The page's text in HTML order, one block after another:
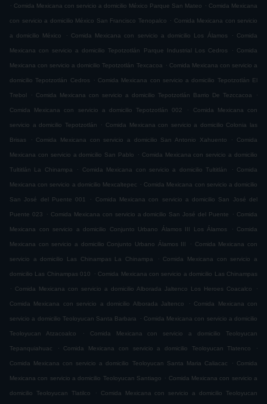
. Comida Mexicana con servicio a domicilio México Parque San Mateo . Comida Mexicana
con servicio a domicilio México San Francisco Tenopalco . Comida Mexicana con servicio
a domicilio México . Comida Mexicana con servicio a domicilio Los Álamos . Comida
Mexicana con servicio a domicilio Tepotzotlán Parque Industrial Los Cedros . Comida
Mexicana con servicio a domicilio Tepotzotlán Texcacoa . Comida Mexicana con servicio a
domicilio Tepotzotlán Cedros . Comida Mexicana con servicio a domicilio Tepotzotlán El
Trebol . Comida Mexicana con servicio a domicilio Tepotzotlán Barrio De Tezccacoa .
Comida Mexicana con servicio a domicilio Tepotzotlán 002 . Comida Mexicana con
servicio a domicilio Tepotzotlán . Comida Mexicana con servicio a domicilio Colonia las
Brisas . Comida Mexicana con servicio a domicilio San Antonio Xahuento . Comida
Mexicana con servicio a domicilio San Pablo . Comida Mexicana con servicio a domicilio
Tultitlán La Chinampa . Comida Mexicana con servicio a domicilio Tultitlán . Comida
Mexicana con servicio a domicilio Mexcaltepec . Comida Mexicana con servicio a domicilio
San José del Puente 001 . Comida Mexicana con servicio a domicilio San José del
Puente 023 . Comida Mexicana con servicio a domicilio San José del Puente . Comida
Mexicana con servicio a domicilio Conjunto Urbano Álamos III Los Álamos . Comida
Mexicana con servicio a domicilio Conjunto Urbano Álamos III . Comida Mexicana con
servicio a domicilio Las Chinampas La Chinampa . Comida Mexicana con servicio a
domicilio Las Chinampas 010 . Comida Mexicana con servicio a domicilio Las Chinampas
.
Comida Mexicana con servicio a domicilio Alborada Jaltenco Los Heroes Coacalco .
Comida Mexicana con servicio a domicilio Alborada Jaltenco . Comida Mexicana con
servicio a domicilio Teoloyucan Santa Barbara . Comida Mexicana con servicio a domicilio
Teoloyucan Atzacoalco . Comida Mexicana con servicio a domicilio Teoloyucan
Tepanquiahuac . Comida Mexicana con servicio a domicilio Teoloyucan Tlatenco .
Comida Mexicana con servicio a domicilio Teoloyucan Santa Maria Caliacac . Comida
Mexicana con servicio a domicilio Teoloyucan Santiago . Comida Mexicana con servicio a
domicilio Teoloyucan Tlatilco . Comida Mexicana con servicio a domicilio Teoloyucan